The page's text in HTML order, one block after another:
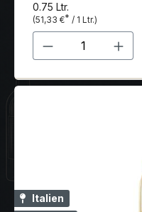
0.75 Ltr.
(51,33 €* / 1 Ltr.)
Produkt
Italien